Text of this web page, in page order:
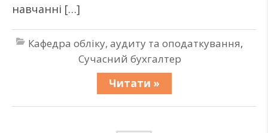
навчанні […]
Кафедра обліку, аудиту та оподаткування,
Сучасний бухгалтер
Читати »